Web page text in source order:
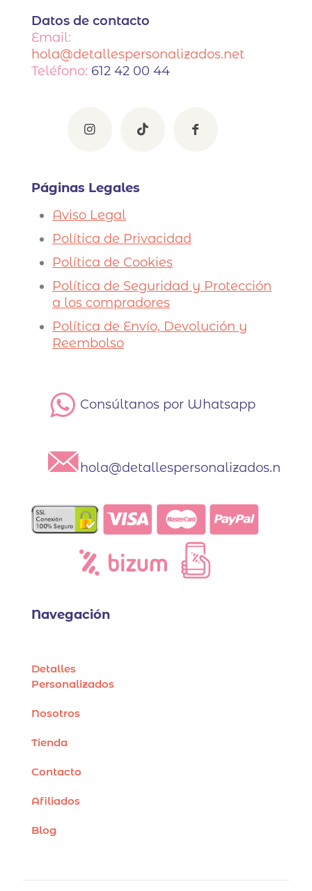
Datos de contacto
Email:
hola@detallespersonalizados.net
Teléfono: 612 42 00 44
Páginas Legales
Aviso Legal
Política de Privacidad
Política de Cookies
Política de Seguridad y Protección
a los compradores
Política de Envío, Devolución y
Reembolso
Consúltanos por Whatsapp
hola@detallespersonalizados.net
Navegación
Detalles
Personalizados
Nosotros
Tienda
Contacto
Afiliados
Blog